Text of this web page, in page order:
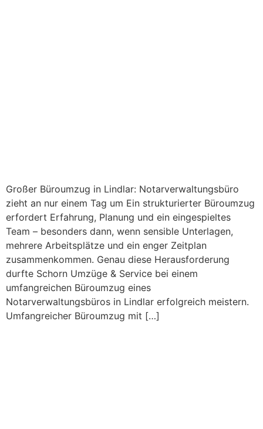
Großer Büroumzug in Lindlar: Notarverwaltungsbüro
zieht an nur einem Tag um Ein strukturierter Büroumzug
erfordert Erfahrung, Planung und ein eingespieltes
Team – besonders dann, wenn sensible Unterlagen,
mehrere Arbeitsplätze und ein enger Zeitplan
zusammenkommen. Genau diese Herausforderung
durfte Schorn Umzüge & Service bei einem
umfangreichen Büroumzug eines
Notarverwaltungsbüros in Lindlar erfolgreich meistern.
Umfangreicher Büroumzug mit […]